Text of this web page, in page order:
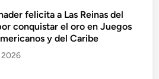
felicita a Las Reinas del
conquistar el oro en Juegos
y del Caribe
2026